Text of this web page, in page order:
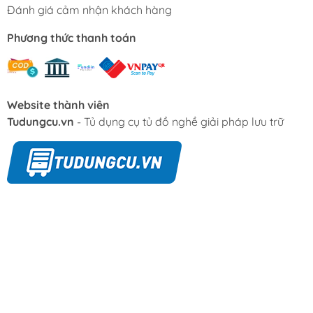
Phiếu/tem bảo hành bị rách, tẩy xóa, chỉnh sửa
hoặc dán chồng.
Phiếu bảo hành thiếu thông tin Serial hoặc ngày
mua hàng.
Serial trên thiết bị và phiếu bảo hành không trùng
3.2. Về tình trạng hư hỏng
Hỏng hóc do rơi vỡ, va đập mạnh, trầy xước, biến
dạng, ẩm ướt, gỉ sét, cháy nổ hoặc ảnh hưởng bởi
thiên tai.
Đánh giá cảm nhận khách hàng
Phương thức thanh toán
Website thành viên
Tudungcu.vn - Tủ dụng cụ tủ đồ nghề giải pháp lưu trữ